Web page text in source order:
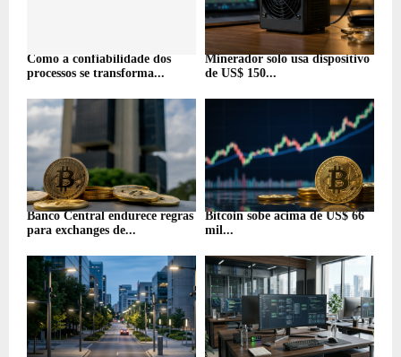
Como a confiabilidade dos
processos se transforma...
Minerador solo usa dispositivo
de US$ 150...
Banco Central endurece regras
para exchanges de...
Bitcoin sobe acima de US$ 66
mil...